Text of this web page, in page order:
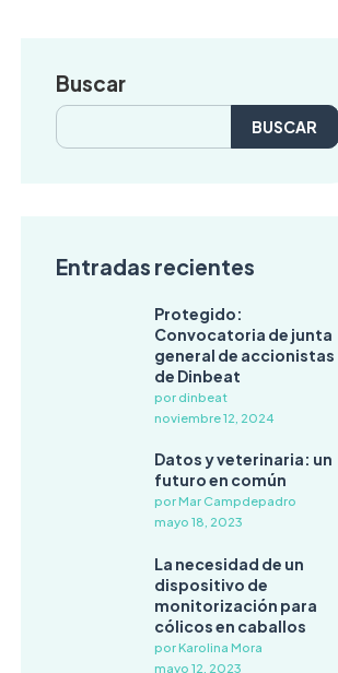
Buscar
Buscar:
Entradas recientes
Protegido:
Convocatoria de junta
general de accionistas
de Dinbeat
por dinbeat
noviembre 12, 2024
Datos y veterinaria: un
futuro en común
por Mar Campdepadro
mayo 18, 2023
La necesidad de un
dispositivo de
monitorización para
cólicos en caballos
por Karolina Mora
mayo 12, 2023